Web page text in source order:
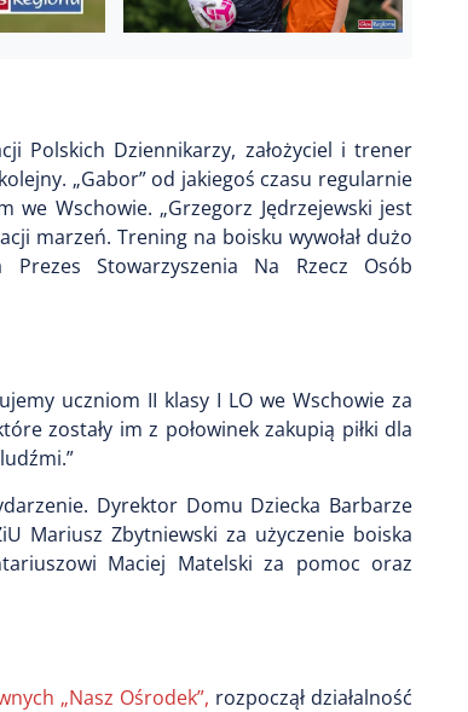
Polskich Dziennikarzy, założyciel i trener
„Gabor” od jakiegoś czasu regularnie
we Wschowie. „Grzegorz Jędrzejewski jest
marzeń. Trening na boisku wywołał dużo
Stowarzyszenia Na Rzecz Osób
uczniom II klasy I LO we Wschowie za
zostały im z połowinek zakupią piłki dla
Dyrektor Domu Dziecka Barbarze
Mariusz Zbytniewski za użyczenie boiska
Maciej Matelski za pomoc oraz
„Nasz Ośrodek”, rozpoczął działalność